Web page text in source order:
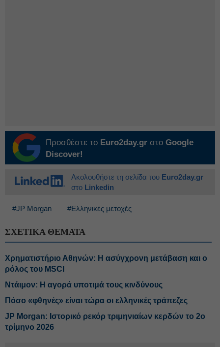
Προσθέστε το Euro2day.gr στο Google
Discover!
Ακολουθήστε τη σελίδα του Euro2day.gr
στο Linkedin
#JP Morgan #Ελληνικές μετοχές
ΣΧΕΤΙΚΑ ΘΕΜΑΤΑ
Χρηματιστήριο Αθηνών: Η ασύγχρονη μετάβαση και ο
ρόλος του MSCI
Ντάιμον: Η αγορά υποτιμά τους κινδύνους
Πόσο «φθηνές» είναι τώρα οι ελληνικές τράπεζες
JP Morgan: Ιστορικό ρεκόρ τριμηνιαίων κερδών το 2ο
τρίμηνο 2026